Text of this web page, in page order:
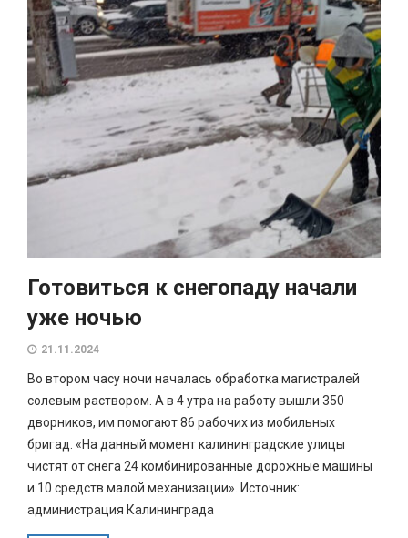
Готовиться к снегопаду начали
уже ночью
21.11.2024
Во втором часу ночи началась обработка магистралей
солевым раствором. А в 4 утра на работу вышли 350
дворников, им помогают 86 рабочих из мобильных
бригад. «На данный момент калининградские улицы
чистят от снега 24 комбинированные дорожные машины
и 10 средств малой механизации». Источник:
администрация Калининграда